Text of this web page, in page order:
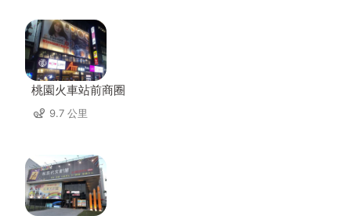
桃園火車站前商圈
9.7 公里